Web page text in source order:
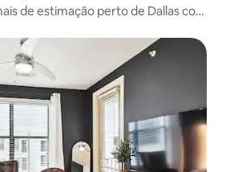
de estimação perto de Dallas com